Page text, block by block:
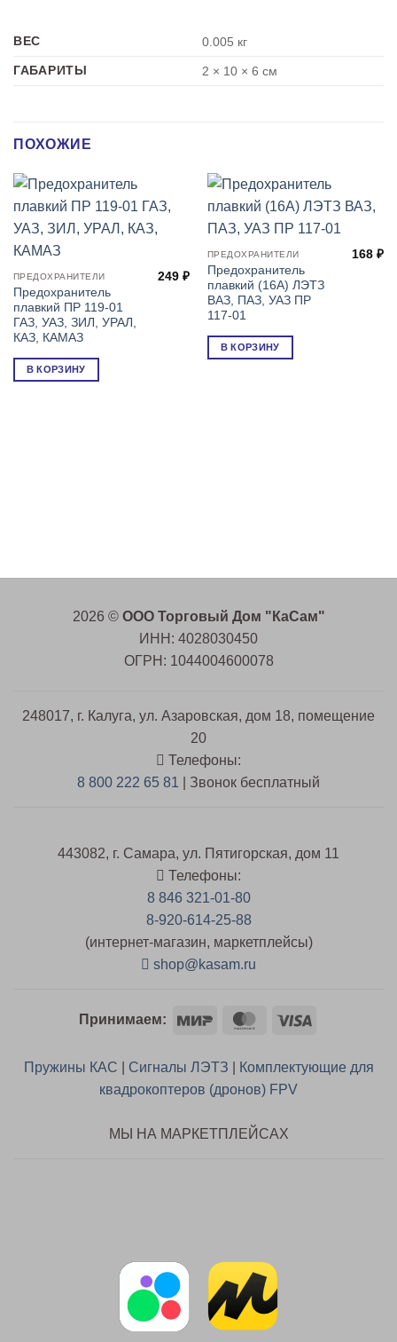
ВЕС
0.005 кг
ГАБАРИТЫ
2 × 10 × 6 см
ПОХОЖИЕ
ПРЕДОХРАНИТЕЛИ
Предохранитель
плавкий ПР 119-01
ГАЗ, УАЗ, ЗИЛ, УРАЛ,
КАЗ, КАМАЗ
249₽
В КОРЗИНУ
ПРЕДОХРАНИТЕЛИ
Предохранитель
плавкий (16А) ЛЭТЗ
ВАЗ, ПАЗ, УАЗ ПР
117-01
168₽
В КОРЗИНУ
2026 © ООО Торговый Дом "КаСам"
ИНН: 4028030450
ОГРН: 1044004600078
248017, г. Калуга, ул. Азаровская, дом 18, помещение
20
Телефоны:
8 800 222 65 81 | Звонок бесплатный
443082, г. Самара, ул. Пятигорская, дом 11
Телефоны:
8 846 321-01-80
8-920-614-25-88
(интернет-магазин, маркетплейсы)
shop@kasam.ru
Принимаем: Mir MasterCard
Visa
Пружины КАС Сигналы ЛЭТЗ
Комплектующие для
квадрокоптеров (дронов) FPV
МЫ НА МАРКЕТПЛЕЙСАХ